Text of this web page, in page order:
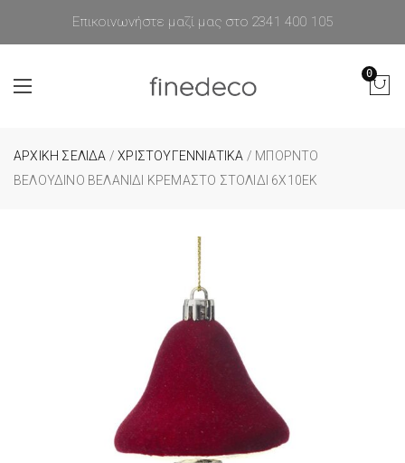
Επικοινωνήστε μαζί μας στο 2341 400 105
0
ΑΡΧΙΚΉ ΣΕΛΊΔΑ /ΧΡΙΣΤΟΥΓΕΝΝΙΑΤΙΚΑ / ΜΠΟΡΝΤΟ
ΒΕΛΟΥΔΙΝΟ ΒΕΛΑΝΙΔΙ ΚΡΕΜΑΣΤΟ ΣΤΟΛΙΔΙ 6Χ10ΕΚ